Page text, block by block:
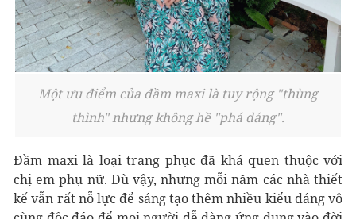
Một ưu điểm của đầm maxi là tuy rộng "thùng
thình" nhưng không hề "phá dáng".
Đầm maxi là loại trang phục đã khá quen thuộc với
chị em phụ nữ. Dù vậy, nhưng mỗi năm các nhà thiết
kế vẫn rất nỗ lực để sáng tạo thêm nhiều kiểu dáng vô